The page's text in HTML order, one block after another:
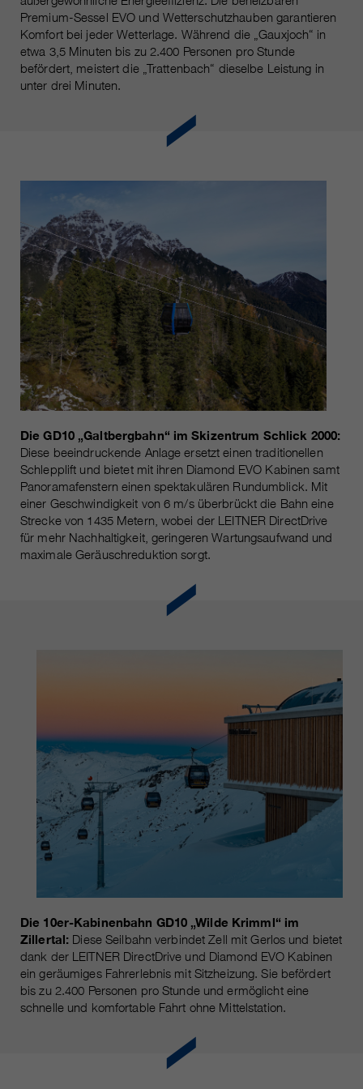
Premium-Sessel EVO und Wetterschutzhauben garantieren
Komfort bei jeder Wetterlage. Während die „Gauxjoch“ in
etwa 3,5 Minuten bis zu 2.400 Personen pro Stunde
befördert, meistert die „Trattenbach“ dieselbe Leistung in
unter drei Minuten.
Die GD10 „Galtbergbahn“ im Skizentrum Schlick 2000:
Diese beeindruckende Anlage ersetzt einen traditionellen
Schlepplift und bietet mit ihren Diamond EVO Kabinen samt
Panoramafenstern einen spektakulären Rundumblick. Mit
einer Geschwindigkeit von 6 m/s überbrückt die Bahn eine
Strecke von 1435 Metern, wobei der LEITNER DirectDrive
für mehr Nachhaltigkeit, geringeren Wartungsaufwand und
maximale Geräuschreduktion sorgt.
Die 10er-Kabinenbahn GD10 „Wilde Krimml“ im
Zillertal: Diese Seilbahn verbindet Zell mit Gerlos und bietet
dank der LEITNER DirectDrive und Diamond EVO Kabinen
ein geräumiges Fahrerlebnis mit Sitzheizung. Sie befördert
bis zu 2.400 Personen pro Stunde und ermöglicht eine
schnelle und komfortable Fahrt ohne Mittelstation.
https://policies.google.com/privacy.
Gesammelte nicht
personenbezogene Daten werden
verwendet, um Berichte über die
Nutzung der Website zu erstellen,
Informationen werden auch an
unsere Kunden / Partner